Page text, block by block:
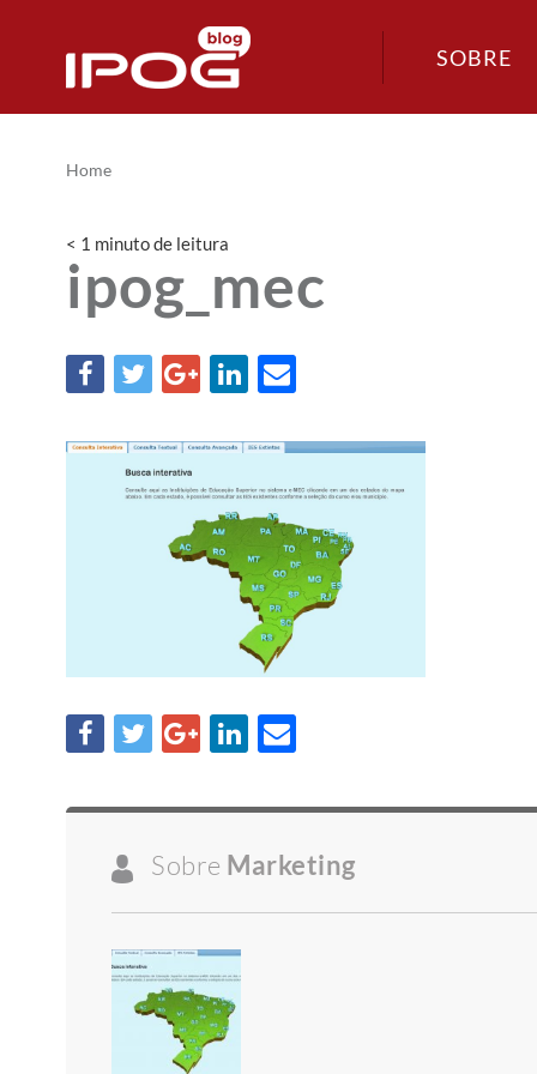
SOBRE
Home
< 1 minutode leitura
ipog_mec
Sobre Marketing